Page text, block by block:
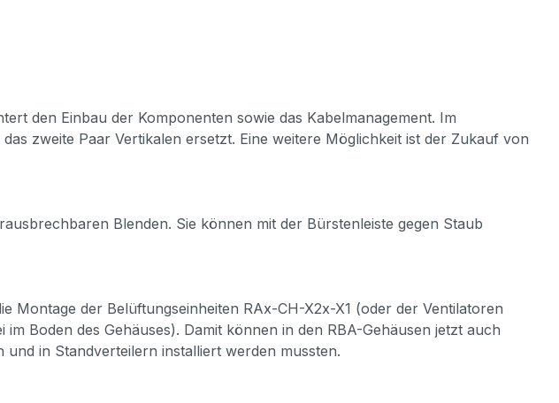
den Einbau der Komponenten sowie das Kabelmanagement. Im
zweite Paar Vertikalen ersetzt. Eine weitere Möglichkeit ist der Zukauf von
Blenden. Sie können mit der Bürstenleiste gegen Staub
Montage der Belüftungseinheiten RAx-CH-X2x-X1 (oder der Ventilatoren
Boden des Gehäuses). Damit können in den RBA-Gehäusen jetzt auch
in Standverteilern installiert werden mussten.